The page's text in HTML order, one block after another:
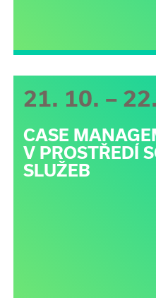
21. 10. –
CASE
V PROSTŘEDÍ
SLUŽEB